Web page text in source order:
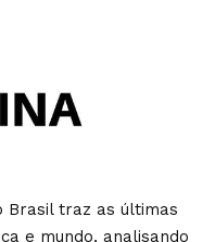
Brasil traz as últimas
e mundo, analisando